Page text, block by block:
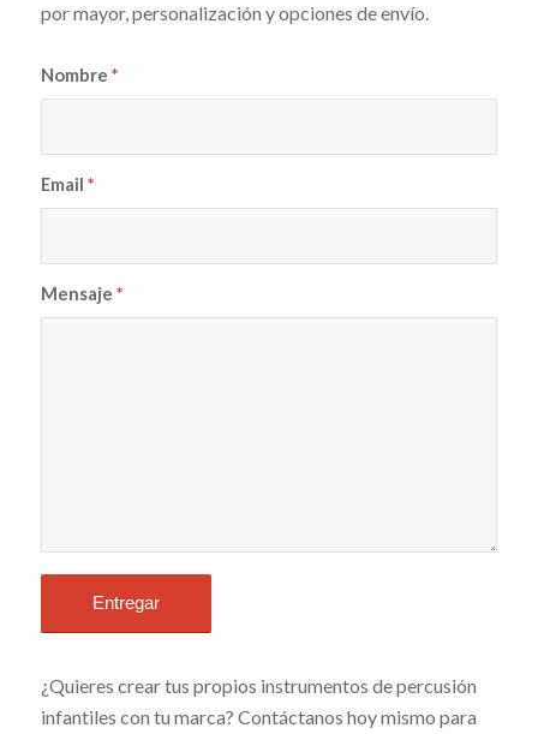
por mayor, personalización y opciones de envío.
Nombre *
Email *
Mensaje *
¿Quieres crear tus propios instrumentos de percusión
infantiles con tu marca? Contáctanos hoy mismo para